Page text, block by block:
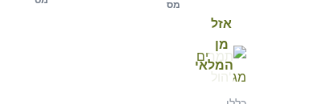
מס
אזל
מן
המלאי